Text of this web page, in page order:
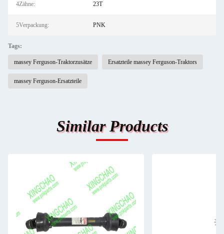
4Zähne: 23T
5Verpackung: PNK
Tags:
massey Ferguson-Traktorzusätze Ersatzteile massey Ferguson-Traktors
massey Ferguson-Ersatzteile
Similar Products